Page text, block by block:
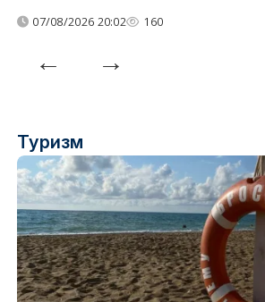
07/08/2026 20:02 160
Туризм